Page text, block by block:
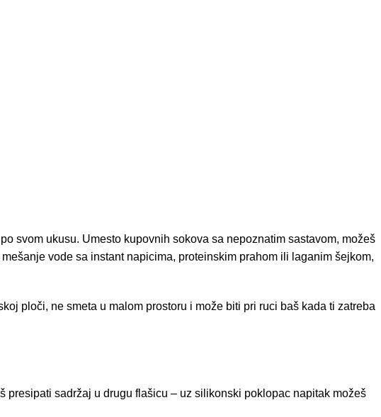
svom ukusu. Umesto kupovnih sokova sa nepoznatim sastavom, možeš
vode sa instant napicima, proteinskim prahom ili laganim šejkom,
ploči, ne smeta u malom prostoru i može biti pri ruci baš kada ti zatreba
sadržaj u drugu flašicu – uz silikonski poklopac napitak možeš